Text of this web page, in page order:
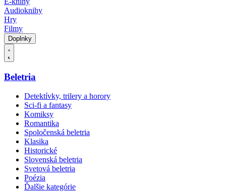
Audioknihy
Hry
Filmy
Doplnky
Beletria
Detektívky, trilery a horory
Sci-fi a fantasy
Komiksy
Romantika
Spoločenská beletria
Klasika
Historické
Slovenská beletria
Svetová beletria
Poézia
Ďalšie kategórie